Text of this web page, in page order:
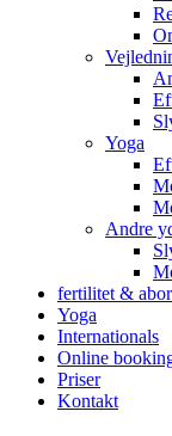
Yoga
Andre
fertilitet &
Yoga
Internationals
Online
Priser
Kontakt